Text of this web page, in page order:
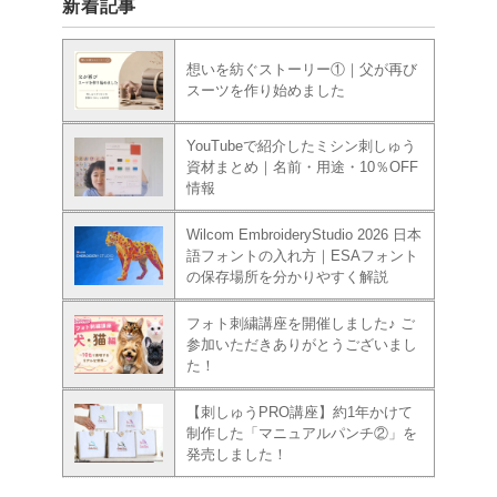
新着記事
想いを紡ぐストーリー①｜父が再び
スーツを作り始めました
YouTubeで紹介したミシン刺しゅう
資材まとめ｜名前・用途・10％OFF
情報
Wilcom EmbroideryStudio 2026 日本
語フォントの入れ方｜ESAフォント
の保存場所を分かりやすく解説
フォト刺繍講座を開催しました♪ ご
参加いただきありがとうございまし
た！
【刺しゅうPRO講座】約1年かけて
制作した「マニュアルパンチ②」を
発売しました！